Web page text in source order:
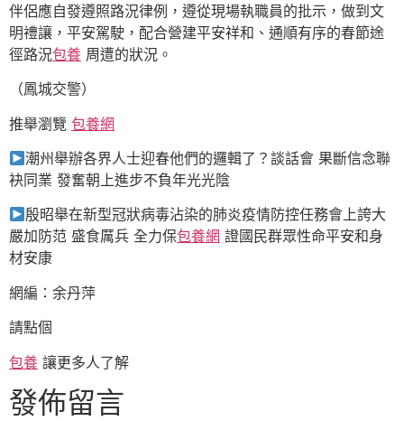
伴侶應自發遵照路況律例，遵從現場執職員的批示，做到文
明禮讓，平安駕駛，配合營建平安祥和、通順有序的春節途
徑路況包養 周遭的狀況。
（鳳城交警）
推舉瀏覽 包養網
潮州舉辦各界人士迎春他們的邏輯了？談話會 果斷信念聯
袂同業 發奮朝上進步不負年光光陰
殷昭舉在新型冠狀病毒沾染的肺炎疫情防控任務會上誇大
嚴加防范 盛食厲兵 全力保包養網 證國民群眾性命平安和身
材安康
網編：余丹萍
請點個
包養 讓更多人了解
發佈留言